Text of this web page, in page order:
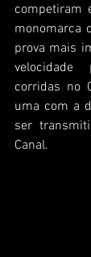
competiram
monomarca
prova mais
velocidade
corridas no
uma com a
ser
Canal.